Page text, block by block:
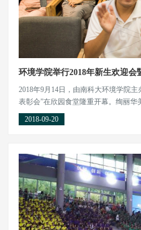
环境学院举行2018年新生欢迎会
2018年9月14日，由南科大环境学院
表彰会”在欣园食堂隆重开幕。绚丽华
2018-09-20